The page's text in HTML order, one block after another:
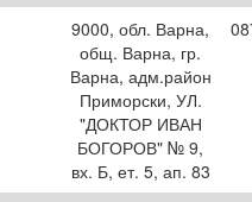
9000, обл. Варна,
общ. Варна, гр.
Варна, адм.район
Приморски, УЛ.
"ДОКТОР ИВАН
БОГОРОВ" № 9,
вх. Б, ет. 5, ап. 83